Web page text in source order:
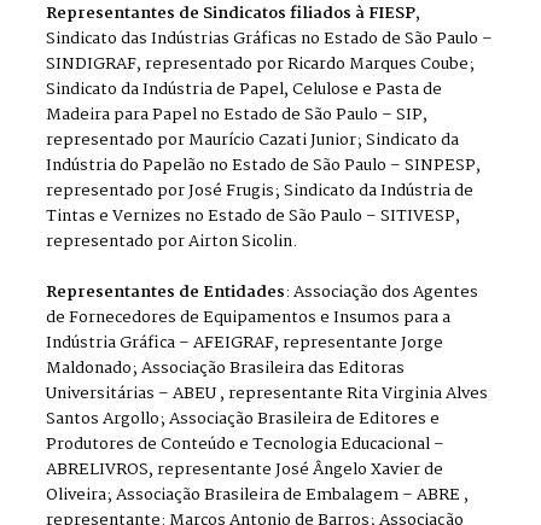
Representantes de Sindicatos filiados à FIESP,
Sindicato das Indústrias Gráficas no Estado de São Paulo –
SINDIGRAF, representado por Ricardo Marques Coube;
Sindicato da Indústria de Papel, Celulose e Pasta de
Madeira para Papel no Estado de São Paulo – SIP,
representado por Maurício Cazati Junior; Sindicato da
Indústria do Papelão no Estado de São Paulo – SINPESP,
representado por José Frugis; Sindicato da Indústria de
Tintas e Vernizes no Estado de São Paulo – SITIVESP,
representado por Airton Sicolin.
Representantes de Entidades: Associação dos Agentes
de Fornecedores de Equipamentos e Insumos para a
Indústria Gráfica – AFEIGRAF, representante Jorge
Maldonado; Associação Brasileira das Editoras
Universitárias – ABEU , representante Rita Virginia Alves
Santos Argollo; Associação Brasileira de Editores e
Produtores de Conteúdo e Tecnologia Educacional –
ABRELIVROS, representante José Ângelo Xavier de
Oliveira; Associação Brasileira de Embalagem – ABRE ,